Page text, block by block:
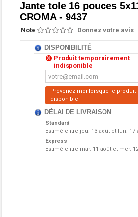
Jante tole 16 pouces
CROMA - 9437
Note Donnez votre avis
DISPONIBILITÉ
Produit temporairement
indisponible
Prévenez-moi lorsque le produit
disponible
DÉLAI DE LIVRAISON
Standard
Estimé entre jeu. 13 août et lun. 17
Express
Estimé entre mar. 11 août et mer.